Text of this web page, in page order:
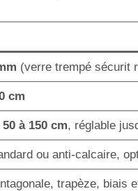
(verre trempé sécurit
cm
50 à 150 cm, réglable
ou anti-calcaire,
trapèze, biais